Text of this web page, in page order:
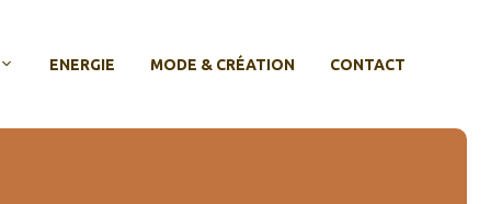
ENERGIE MODE & CRÉATION CONTACT